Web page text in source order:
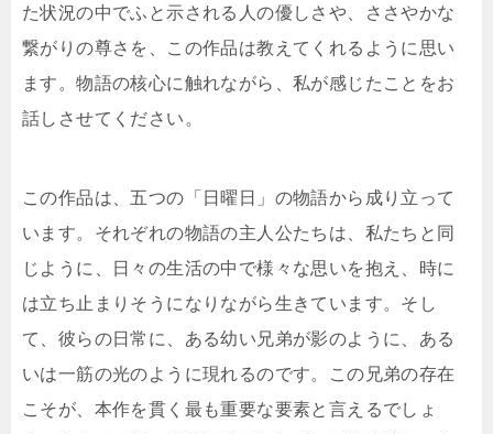
た状況の中でふと示される人の優しさや、ささやかな
繋がりの尊さを、この作品は教えてくれるように思い
ます。物語の核心に触れながら、私が感じたことをお
話しさせてください。
この作品は、五つの「日曜日」の物語から成り立って
います。それぞれの物語の主人公たちは、私たちと同
じように、日々の生活の中で様々な思いを抱え、時に
は立ち止まりそうになりながら生きています。そし
て、彼らの日常に、ある幼い兄弟が影のように、ある
いは一筋の光のように現れるのです。この兄弟の存在
こそが、本作を貫く最も重要な要素と言えるでしょ